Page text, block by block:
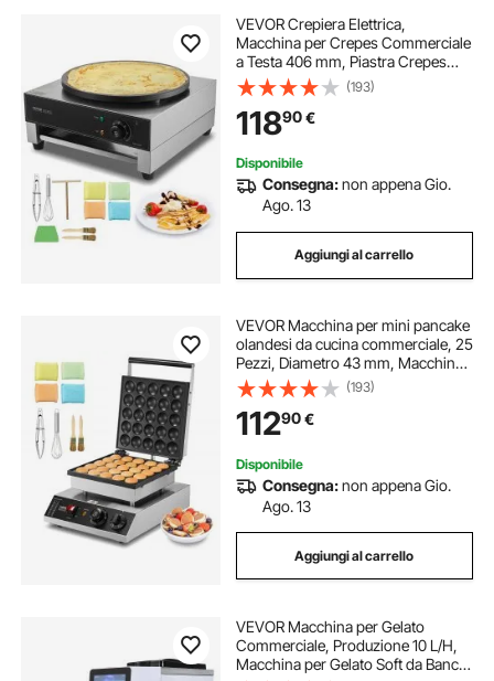
macchina stampa tazze
macchina per ceramica
macchina ceramica
macchine per ceramiche
riscaldamento macchina
macchina spelafili cavi
macchina di riscaldamento
macchina spelacavi industriale
VEVOR Crepiera Elettrica,
Macchina per Crepes Commerciale
a Testa 406 mm, Piastra Crepes
Piastra Piana 3000 W, Macchina in
Acciaio Inox Antiaderente, Fornello
Circolare, Controllo per
Temperatura
(193)
11890€
Disponibile
Consegna:non appena Gio.
Ago. 13
Aggiungi al carrello
VEVOR Macchina per mini pancake
olandesi da cucina commerciale, 25
Pezzi, Diametro 43 mm, Macchina
per mini dorayaki, 1700 W,
Controllo di temperatura tempo,
per Cucina Commerciale, Feste,
Evento
(193)
11290€
Disponibile
Consegna:non appena Gio.
Ago. 13
Aggiungi al carrello
VEVOR Macchina per Gelato
Commerciale, Produzione 10 L/H,
Macchina per Gelato Soft da Banco